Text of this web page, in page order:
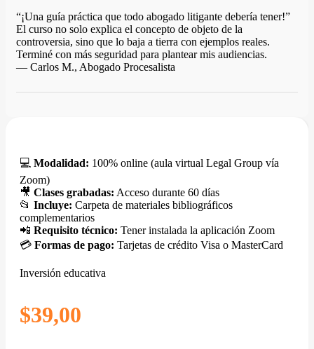
“¡Una guía práctica que todo abogado litigante debería tener!”
El curso no solo explica el concepto de objeto de la
controversia, sino que lo baja a tierra con ejemplos reales.
Terminé con más seguridad para plantear mis audiencias.
— Carlos M., Abogado Procesalista
💻 Modalidad: 100% online (aula virtual Legal Group vía
Zoom)
🎥 Clases grabadas: Acceso durante 60 días
📂 Incluye: Carpeta de materiales bibliográficos
complementarios
📲 Requisito técnico: Tener instalada la aplicación Zoom
💳 Formas de pago: Tarjetas de crédito Visa o MasterCard
Inversión educativa
$39,00